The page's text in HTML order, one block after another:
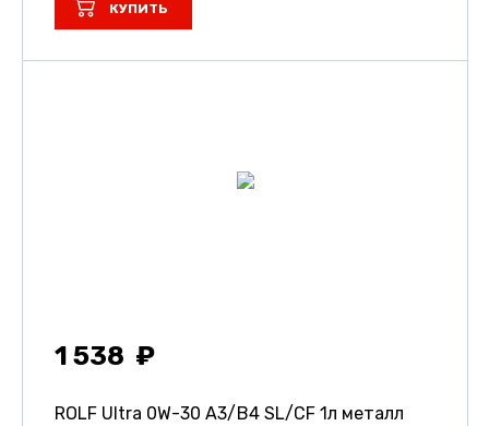
КУПИТЬ
1 538
ROLF Ultra 0W-30 A3/B4 SL/CF 1л металл